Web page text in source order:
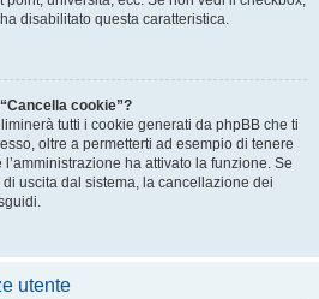
disabilitato questa caratteristica.
cookie”?
tutti i cookie generati da phpBB che ti
oltre a permetterti ad esempio di tenere
ha attivato la funzione. Se
uscita dal sistema, la cancellazione dei
utente